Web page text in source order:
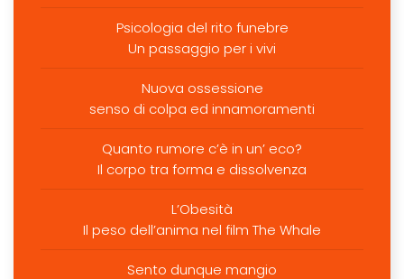
Psicologia del rito funebre
Un passaggio per i vivi
Nuova ossessione
senso di colpa ed innamoramenti
Quanto rumore c’è in un’ eco?
Il corpo tra forma e dissolvenza
L’Obesità
Il peso dell’anima nel film The Whale
Sento dunque mangio